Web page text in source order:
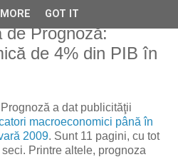
de Prognoză:
de 4% din PIB în
a dat publicităţii
macroeconomici până în
2009. Sunt 11 pagini, cu tot
Printre altele, prognoza
GOT IT